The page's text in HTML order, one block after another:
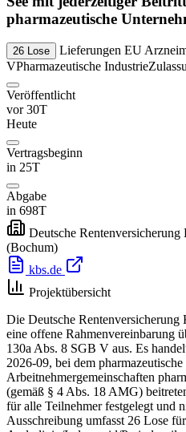
pharmazeutische
26 Lose Lieferungen EU
VPharmazeutische Industrie
Veröffentlicht
vor 30T
Heute
Vertragsbeginn
in 25T
Abgabe
in 698T
Deutsche
(Bochum)
kbs.de
Projektübersicht
Die Deutsche Rentenversicherung
eine offene Rahmenvereinbarung
130a Abs. 8 SGB V aus. Es
2026-09, bei dem
Arbeitnehmergemeinschaften
(gemäß § 4 Abs. 18 AMG)
für alle Teilnehmer festgelegt und
Ausschreibung umfasst 26 Lose